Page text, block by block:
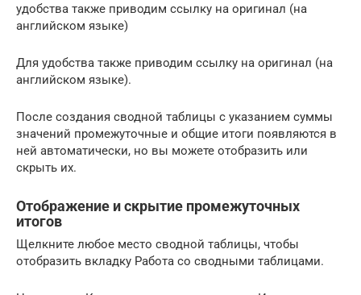
удобства также приводим ссылку на оригинал (на
английском языке)
Для удобства также приводим ссылку на оригинал (на
английском языке).
После создания сводной таблицы с указанием суммы
значений промежуточные и общие итоги появляются в
ней автоматически, но вы можете отобразить или
скрыть их.
Отображение и скрытие промежуточных
итогов
Щелкните любое место сводной таблицы, чтобы
отобразить вкладку Работа со сводными таблицами.